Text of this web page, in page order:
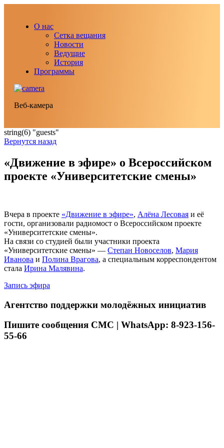
О нас
Сетка вещания
Новости
Ведущие
История
Программы
Веб-камера
string(6) "guests"
Вернутся назад
«Движение в эфире» о Всероссийском
проекте «Университетские смены»
Вчера в проекте «Движение в эфире», Алёна Лесовая и её
гости, организовали радиомост о Всероссийском проекте
«Университетские смены».
На связи со студией были участники проекта
«Университетские смены» — Степан Новоселов, Мария
Иванова и Полина Врагова, а специальным корреспондентом
стала Ирина Малявина.
Запись эфира
Агентство поддержки молодёжных инициатив
Пишите сообщения СМС | WhatsApp: 8-923-156-
55-66